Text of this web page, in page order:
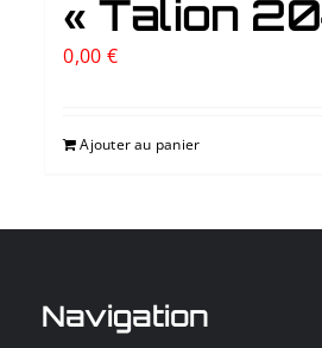
« Talion
0,00 €
Ajouter au panier
Navigation